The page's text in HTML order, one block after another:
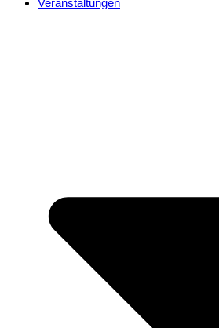
Veranstaltungen